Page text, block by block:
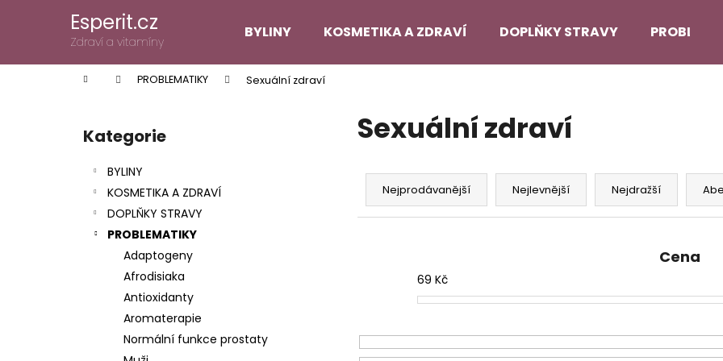
Esperit.cz
Zdraví a vitamíny
BYLINY KOSMETIKA A ZDRAVÍ DOPLŇKY STRAVY
Domů PROBLEMATIKY Sexuální zdraví
Přeskočit
kategorie
Kategorie
BYLINY
KOSMETIKA A ZDRAVÍ
DOPLŇKY STRAVY
PROBLEMATIKY
Adaptogeny
Afrodisiaka
Antioxidanty
Aromaterapie
Normální funkce prostaty
Sexuální zdraví
Ř
z
o
Nejprodávanější Nejlevnější Nejdražší
Cena
69 Kč
í
Zpět
do
Zpět
do
Doporučujeme